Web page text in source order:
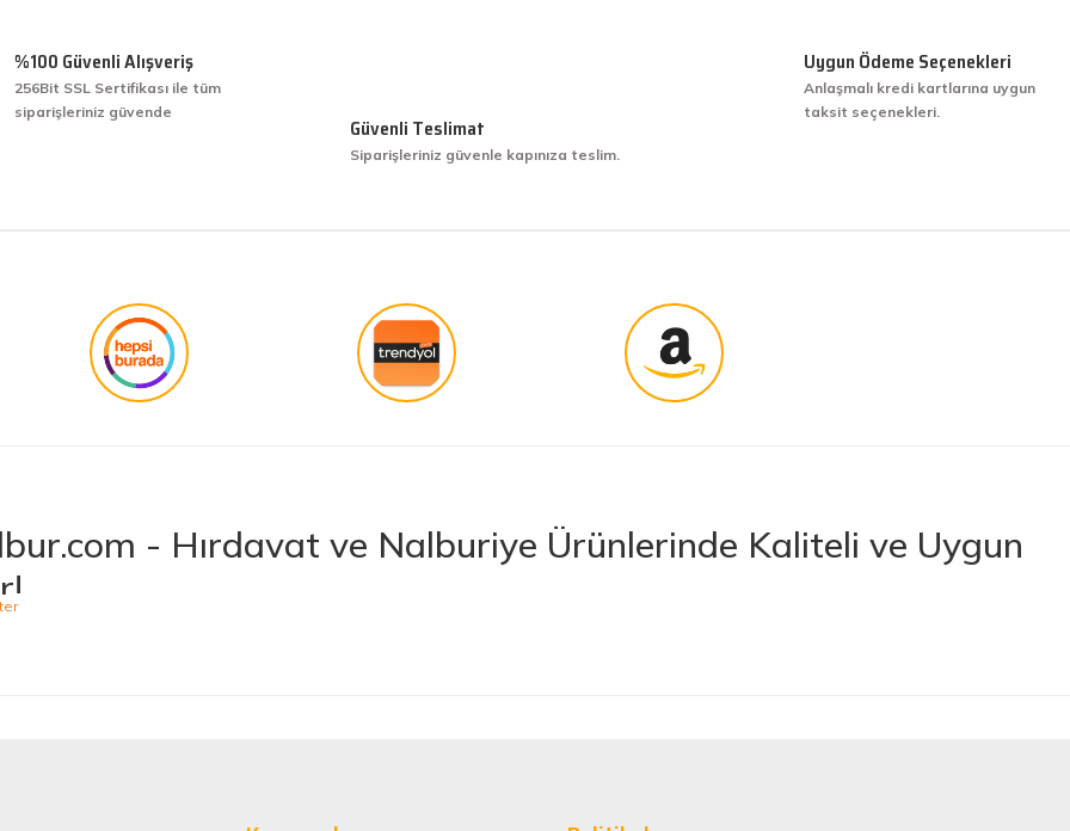
hakkıyla yapmak diye buna derim.
%100 Güvenli Alışveriş
256Bit SSL Sertifikası ile tüm
siparişleriniz güvende
Güvenli Teslimat
Siparişleriniz güvenle kapınıza teslim.
Uygun Ödeme Seçenekleri
Anlaşmalı kredi kartlarına uygun
taksit seçenekleri.
- Hırdavat ve Nalburiye Ürünlerinde Kaliteli ve Uygun
sorunsuz hale getirmek için çaba sarf ediyoruz. Ürün yelpazemizde bulunan tüm ürünler, güvenilir ve tanınmış markaların ürünleri olup uzun